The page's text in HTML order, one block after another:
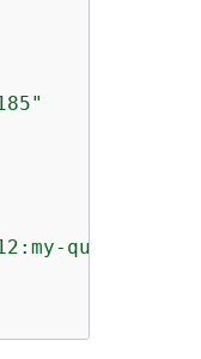
queue"